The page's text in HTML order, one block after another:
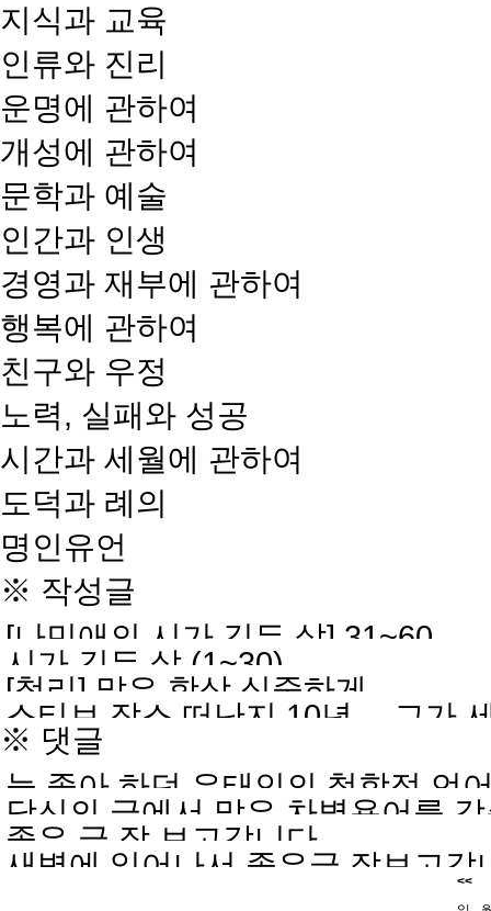
지식과 교육
인류와 진리
운명에 관하여
개성에 관하여
문학과 예술
인간과 인생
경영과 재부에 관하여
행복에 관하여
친구와 우정
노력, 실패와 성공
시간과 세월에 관하여
도덕과 례의
명인유언
※ 작성글
[나민애의 시가 깃든 삶] 31~60
시가 깃든 삶 (1~30)
[철리] 말은 항상 심중하게
스티브 잡스 떠난지 10년… 그가
※ 댓글
늘 좋아 하던 유태인의 철학적 언
에서 얻은 경험이기에 세상사람
감했습니다
당신의 글에서 많은 차별용어를
생각합니다 인간은 본능적으로
좋은 글 잘 보고갑니다.
새벽에 일어나서 좋은글 잘보고갑
<<